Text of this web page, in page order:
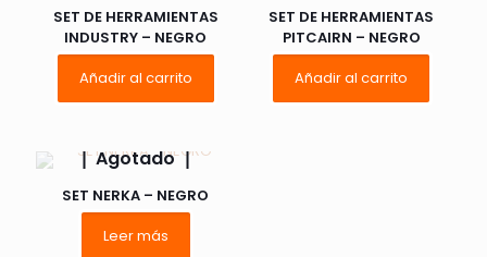
SET DE HERRAMIENTAS
INDUSTRY – NEGRO
Añadir al carrito
SET DE HERRAMIENTAS
PITCAIRN – NEGRO
Añadir al carrito
Agotado
SET NERKA – NEGRO
Leer más